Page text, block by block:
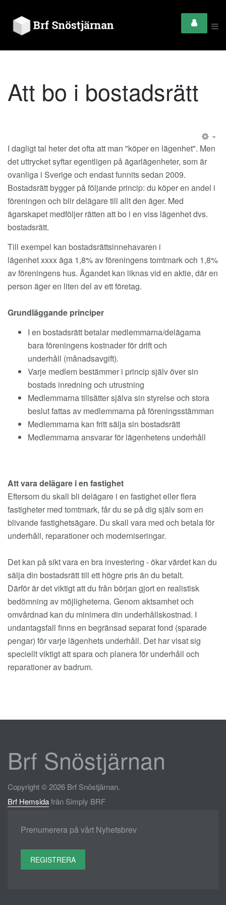
Att bo i bostadsrätt
I dagligt tal heter det ofta att man "köper en lägenhet". Men
det uttrycket syftar egentligen på ägarlägenheter, som är
ovanliga i Sverige och endast funnits sedan 2009.
Bostadsrätt bygger på följande princip: du köper en andel i
föreningen och blir delägare till allt den äger. Med
ägarskapet medföljer rätten att bo i en viss lägenhet dvs.
bostadsrätt.
Till exempel kan bostadsrättsinnehavaren i
lägenhet xxxx äga 1,8% av föreningens tomtmark och 1,8%
av föreningens hus. Ägandet kan liknas vid en aktie, där en
person äger en liten del av ett företag.
Grundläggande principer
I en bostadsrätt betalar medlemmarna/delägarna
bara föreningens kostnader för drift och
underhåll (månadsavgift).
Varje medlem bestämmer i princip själv över sin
bostads inredning och utrustning
Medlemmarna tillsätter själva sin styrelse och stora
beslut fattas av medlemmarna på föreningsstämman
Medlemmarna kan fritt sälja sin bostadsrätt
Medlemmarna ansvarar för lägenhetens underhåll
Att vara delägare i en fastighet
Eftersom du skall bli delägare i en fastighet eller flera
fastigheter med tomtmark, får du se på dig själv som en
blivande fastighetsägare. Du skall vara med och betala för
underhåll, reparationer och moderniseringar.
Det kan på sikt vara en bra investering - ökar värdet kan du
sälja din bostadsrätt till ett högre pris än du betalt.
Därför är det viktigt att du från början gjort en realistisk
bedömning av möjligheterna. Genom aktsamhet och
omvårdnad kan du minimera din underhållskostnad. I
undantagsfall finns en begränsad separat fond (sparade
pengar) för varje lägenhets underhåll. Det har visat sig
speciellt viktigt att spara och planera för underhåll och
reparationer av badrum.
Brf Snöstjärnan
Copyright © 2026 Brf Snöstjärnan.
Brf Hemsidafrån Simply BRF
Prenumerera på vårt Nyhetsbrev
REGISTRERA